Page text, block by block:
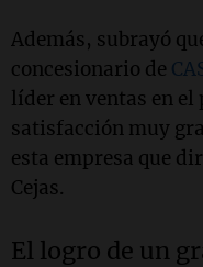
Además, subrayó
concesionario de
líder en ventas en
satisfacción muy
esta empresa que
Cejas.
El logro de un